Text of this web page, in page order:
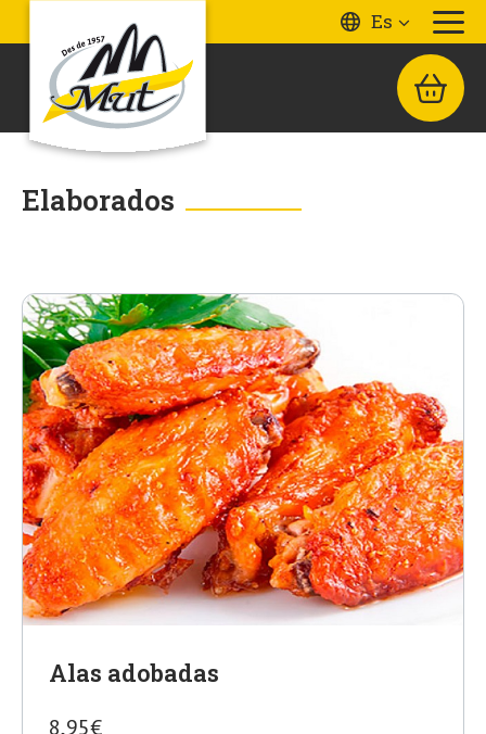
Es
Elaborados
Alas adobadas
8,95€